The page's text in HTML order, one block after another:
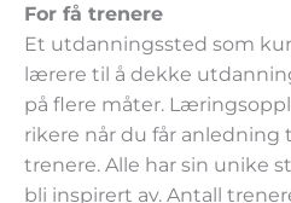
For få trenere
Et utdanningssted som
lærere til å dekke
på flere måter.
rikere når du får anledning
trenere. Alle har sin unike
bli inspirert av. Antall